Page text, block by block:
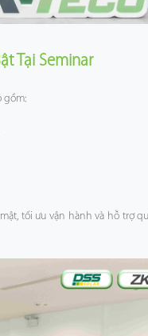
Tại Seminar
gồm:
tối ưu vận hành và hỗ trợ